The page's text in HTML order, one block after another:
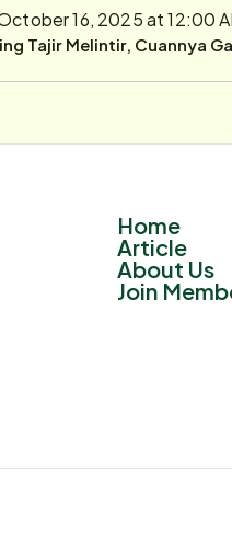
16, 2025 at 12:00
Tajir Melintir, Cuannya
Home
Article
About Us
Join